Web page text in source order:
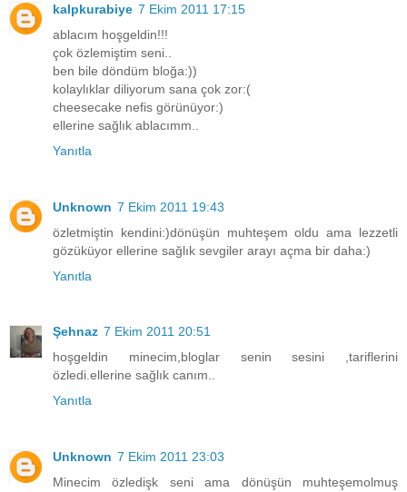
kalpkurabiye 7 Ekim 2011 17:15
ablacım hoşgeldin!!!
çok özlemiştim seni..
ben bile döndüm bloğa:))
kolaylıklar diliyorum sana çok zor:(
cheesecake nefis görünüyor:)
ellerine sağlık ablacımm..
Yanıtla
Unknown 7 Ekim 2011 19:43
özletmiştin kendini:)dönüşün muhteşem oldu ama lezzetli
gözüküyor ellerine sağlık sevgiler arayı açma bir daha:)
Yanıtla
Şehnaz 7 Ekim 2011 20:51
hoşgeldin minecim,bloglar senin sesini ,tariflerini
özledi.ellerine sağlık canım..
Yanıtla
Unknown 7 Ekim 2011 23:03
Minecim özledişk seni ama dönüşün muhteşemolmuş